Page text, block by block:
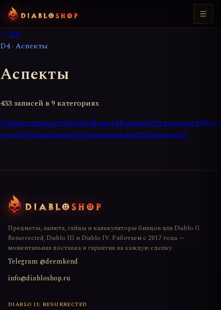
D4
D4 · Аспекты
Аспекты
433 записей в 9 категориях
Универсальные104Разбойник54Варвар47Некромант44
духов39Волшебник37Чернокнижник35Паладин33
Предметы, валюта, гайды и калькуляторы билдов для Diablo II
Resurrected, Diablo III и Diablo IV. Работаем с 2017 года —
моментальная доставка и гарантия на каждую сделку.
Telegram @deemkend
info@diabloshop.ru
DIABLO II: RESURRECTED